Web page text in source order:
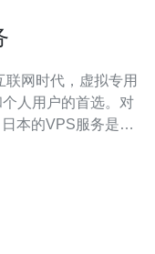
人用户的首选。对
本的VPS服务是一
体验。